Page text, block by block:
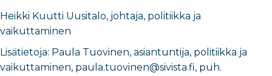
Heikki Kuutti Uusitalo, johtaja, politiikka ja
vaikuttaminen
​Lisätietoja: Paula Tuovinen, asiantuntija, politiikka ja
vaikuttaminen​, paula.tuovinen@sivista.fi, puh.